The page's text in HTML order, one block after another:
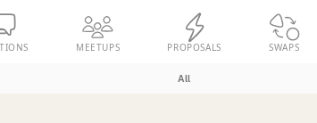
MEETUPS PROPOSALS SWAPS
All